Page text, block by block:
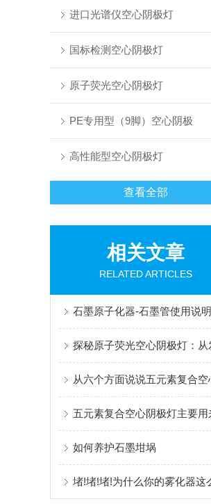
进口光谱仪空心阴极灯
国标检测空心阴极灯
原子荧光空心阴极灯
PE专用型（9脚）空心阴极
高性能型空心阴极灯
查看全部
相关文章
RELATED ARTICLES
石墨原子化器-石墨管使用说明
如何养护石墨坩埚